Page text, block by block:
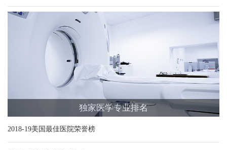
独家医学专业排名
2018-19美国最佳医院荣誉榜